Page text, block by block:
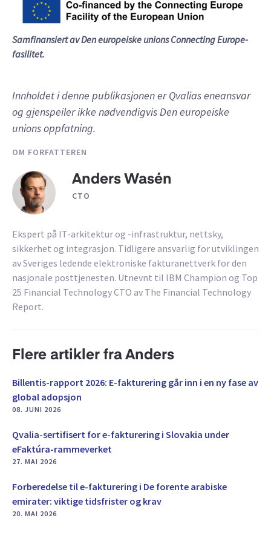
Samfinansiert av Den europeiske unions Connecting Europe-
fasilitet.
Innholdet i denne publikasjonen er Qvalias eneansvar
og gjenspeiler ikke nødvendigvis Den europeiske
unions oppfatning.
OM FORFATTEREN
Anders Wasén
CTO
Ekspert på IT-arkitektur og -infrastruktur, nettsky,
sikkerhet og integrasjon. Tidligere ansvarlig for utviklingen
av Sveriges ledende elektroniske fakturanettverk for den
nasjonale posttjenesten. Utnevnt til IBM Champion og Top
25 Financial Technology CTO av The Financial Technology
Report.
Flere artikler fra Anders
Billentis-rapport 2026: E-fakturering går inn i en ny fase av
global adopsjon
08. JUNI 2026
Qvalia-sertifisert for e-fakturering i Slovakia under
eFaktúra-rammeverket
27. MAI 2026
Forberedelse til e-fakturering i De forente arabiske
emirater: viktige tidsfrister og krav
20. MAI 2026